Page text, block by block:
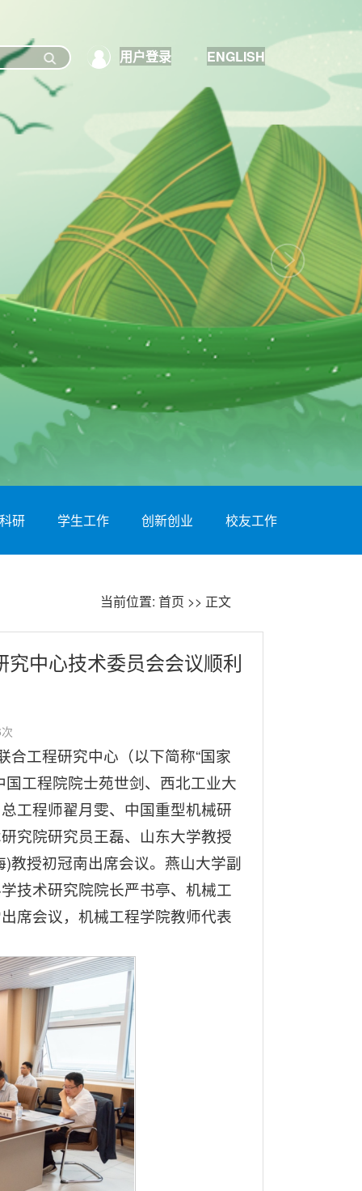
用户登录 ENGLISH
研 学生工作 创新创业 校友工作
当前位置: 首页 >> 正文
中心技术委员会会议顺利
次
合工程研究中心（以下简称“国家
工程院院士苑世剑、西北工业大
工程师翟月雯、中国重型机械研
究院研究员王磊、山东大学教授
教授初冠南出席会议。燕山大学副
技术研究院院长严书亭、机械工
席会议，机械工程学院教师代表